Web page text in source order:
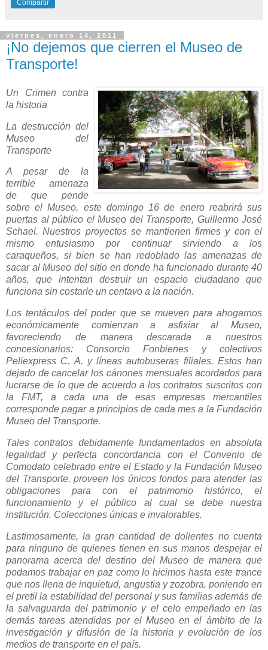
Compartir
viernes, enero 14, 2011
¡No dejemos que cierren el Museo de
Transporte!
Un Crimen contra
la historia
La destrucción del
Museo del
Transporte
A pesar de la
terrible amenaza
de que pende
sobre el Museo, este domingo 16 de enero reabrirá sus
puertas al público el Museo del Transporte, Guillermo José
Schael. Nuestros proyectos se mantienen firmes y con el
mismo entusiasmo por continuar sirviendo a los
caraqueños, si bien se han redoblado las amenazas de
sacar al Museo del sitio en donde ha funcionado durante 40
años, que intentan destruir un espacio ciudadano que
funciona sin costarle un centavo a la nación.
Los tentáculos del poder que se mueven para ahogarnos
económicamente comienzan a asfixiar al Museo,
favoreciendo de manera descarada a nuestros
concesionarios: Consorcio Fonbienes y colectivos
Peliexpress C. A. y líneas autobuseras filiales. Estos han
dejado de cancelar los cánones mensuales acordados para
lucrarse de lo que de acuerdo a los contratos suscritos con
la FMT, a cada una de esas empresas mercantiles
corresponde pagar a principios de cada mes a la Fundación
Museo del Transporte.
Tales contratos debidamente fundamentados en absoluta
legalidad y perfecta concordancia con el Convenio de
Comodato celebrado entre el Estado y la Fundación Museo
del Transporte, proveen los únicos fondos para atender las
obligaciones para con el patrimonio histórico, el
funcionamiento y el público al cual se debe nuestra
institución. Colecciones únicas e invalorables.
Lastimosamente, la gran cantidad de dolientes no cuenta
para ninguno de quienes tienen en sus manos despejar el
panorama acerca del destino del Museo de manera que
podamos trabajar en paz como lo hicimos hasta este trance
que nos llena de inquietud, angustia y zozobra, poniendo en
el pretil la estabilidad del personal y sus familias además de
la salvaguarda del patrimonio y el celo empeñado en las
demás tareas atendidas por el Museo en el ámbito de la
investigación y difusión de la historia y evolución de los
medios de transporte en el país.